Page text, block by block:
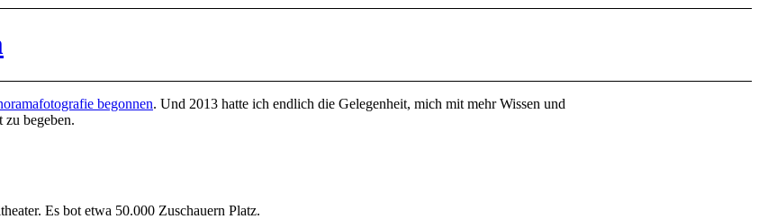
begonnen. Und 2013 hatte ich endlich die Gelegenheit, mich mit mehr Wissen und
zu begeben.
Es bot etwa 50.000 Zuschauern Platz.